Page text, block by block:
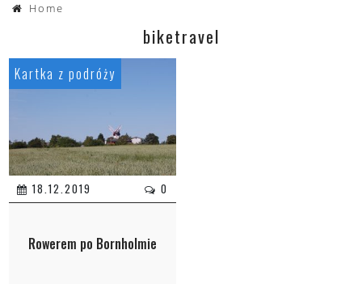
Home
biketravel
Kartka z podróży
18.12.2019 0
Rowerem po Bornholmie